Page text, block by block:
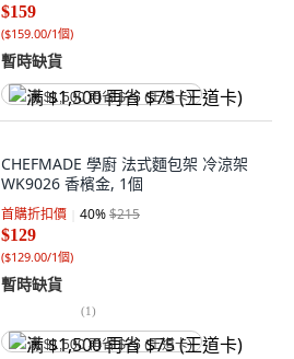
$159
($159.00/1個)
暫時缺貨
满 $1,500 再省 $75 (王道卡)
CHEFMADE 學廚 法式麵包架 冷涼架
WK9026 香檳金, 1個
首購折扣價 40%$215
$129
($129.00/1個)
暫時缺貨
(1)
满 $1,500 再省 $75 (王道卡)